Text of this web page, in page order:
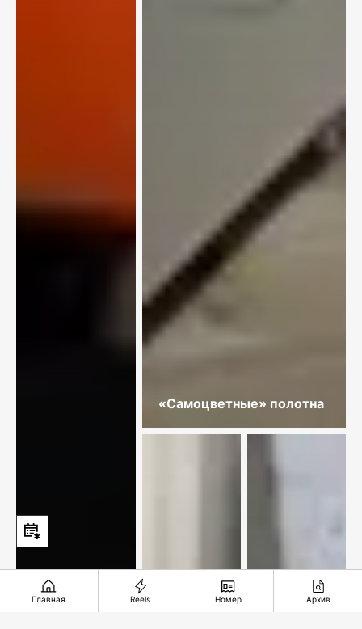
«Самоцветные» полотна
Главная Reels Номер Архив